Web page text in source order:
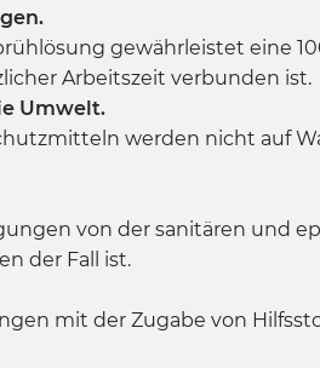
gewährleistet eine
Arbeitszeit verbunden ist.
Umwelt.
werden nicht auf
von der sanitären und
der Fall ist.
mit der Zugabe von